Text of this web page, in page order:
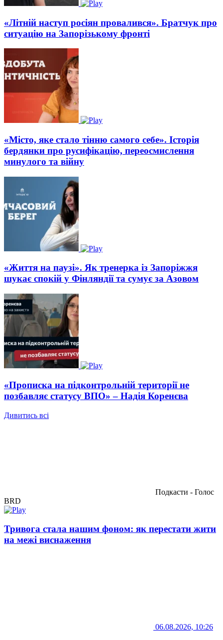
«Літній наступ росіян провалився». Братчук про
ситуацію на Запорізькому фронті
«Місто, яке стало тінню самого себе». Історія
бердянки про русифікацію, переосмислення
минулого та війну
«Життя на паузі». Як тренерка із Запоріжжя
шукає спокій у Фінляндії та сумує за Азовом
«Прописка на підконтрольній території не
позбавляє статусу ВПО» – Надія Коренєва
Дивитись всі
Подкасти - Голос
BRD
Тривога стала нашим фоном: як перестати жити
на межі виснаження
06.08.2026, 10:26